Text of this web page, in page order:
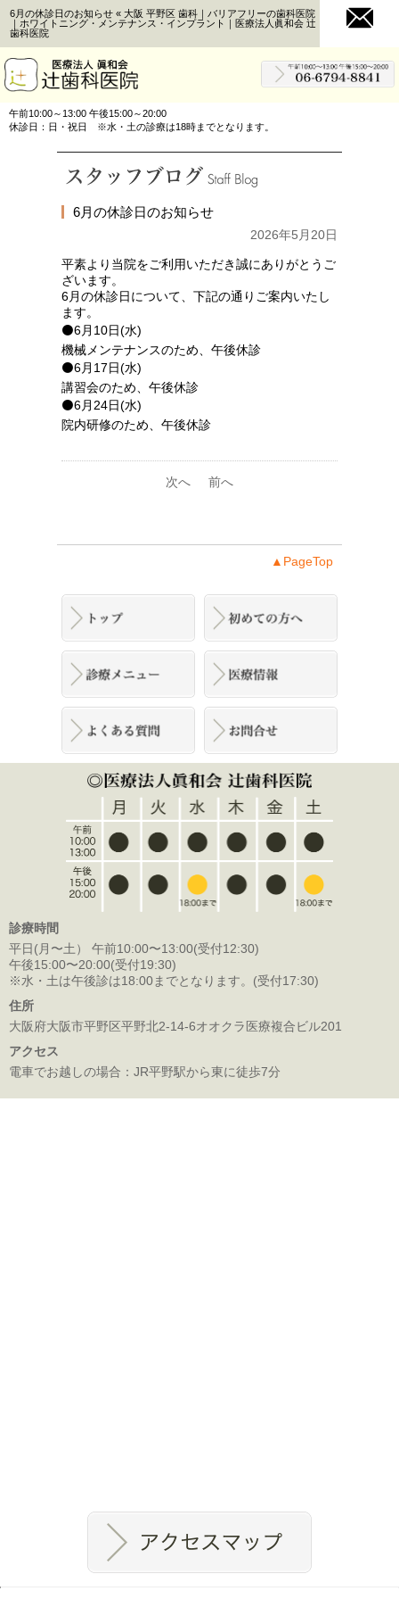
6月の休診日のお知らせ « 大阪 平野区 歯科｜バリアフリーの歯科医院
｜ホワイトニング・メンテナンス・インプラント｜医療法人眞和会 辻
歯科医院
午前10:00～13:00 午後15:00～20:00
休診日：日・祝日 ※水・土の診療は18時までとなります。
6月の休診日のお知らせ
2026年5月20日
平素より当院をご利用いただき誠にありがとうご
ざいます。
6月の休診日について、下記の通りご案内いたし
ます。
⚫6月10日(水)
機械メンテナンスのため、午後休診
⚫6月17日(水)
講習会のため、午後休診
⚫6月24日(水)
院内研修のため、午後休診
次へ 前へ
▲PageTop
診療時間
平日(月〜土） 午前10:00〜13:00(受付12:30)
午後15:00〜20:00(受付19:30)
※水・土は午後診は18:00までとなります。(受付17:30)
住所
大阪府大阪市平野区平野北2-14-6オオクラ医療複合ビル201
アクセス
電車でお越しの場合：JR平野駅から東に徒歩7分